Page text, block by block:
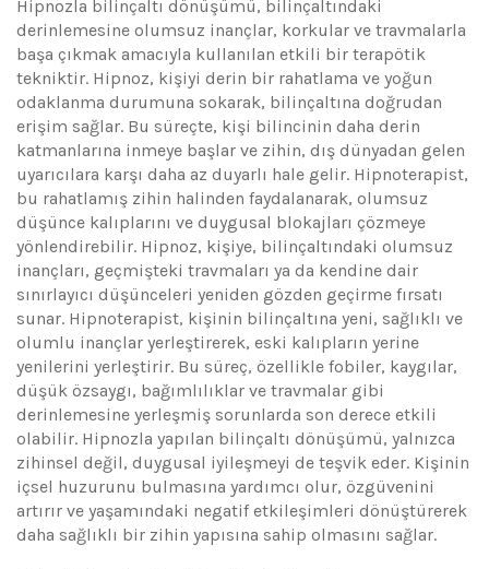
Hipnozla bilinçaltı dönüşümü, bilinçaltındaki
derinlemesine olumsuz inançlar, korkular ve travmalarla
başa çıkmak amacıyla kullanılan etkili bir terapötik
tekniktir. Hipnoz, kişiyi derin bir rahatlama ve yoğun
odaklanma durumuna sokarak, bilinçaltına doğrudan
erişim sağlar. Bu süreçte, kişi bilincinin daha derin
katmanlarına inmeye başlar ve zihin, dış dünyadan gelen
uyarıcılara karşı daha az duyarlı hale gelir. Hipnoterapist,
bu rahatlamış zihin halinden faydalanarak, olumsuz
düşünce kalıplarını ve duygusal blokajları çözmeye
yönlendirebilir. Hipnoz, kişiye, bilinçaltındaki olumsuz
inançları, geçmişteki travmaları ya da kendine dair
sınırlayıcı düşünceleri yeniden gözden geçirme fırsatı
sunar. Hipnoterapist, kişinin bilinçaltına yeni, sağlıklı ve
olumlu inançlar yerleştirerek, eski kalıpların yerine
yenilerini yerleştirir. Bu süreç, özellikle fobiler, kaygılar,
düşük özsaygı, bağımlılıklar ve travmalar gibi
derinlemesine yerleşmiş sorunlarda son derece etkili
olabilir. Hipnozla yapılan bilinçaltı dönüşümü, yalnızca
zihinsel değil, duygusal iyileşmeyi de teşvik eder. Kişinin
içsel huzurunu bulmasına yardımcı olur, özgüvenini
artırır ve yaşamındaki negatif etkileşimleri dönüştürerek
daha sağlıklı bir zihin yapısına sahip olmasını sağlar.